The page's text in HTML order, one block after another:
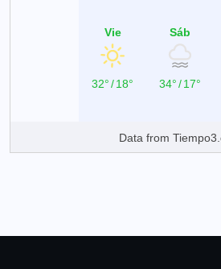
Vie
32°/18°
Sáb
34°/17°
Data from